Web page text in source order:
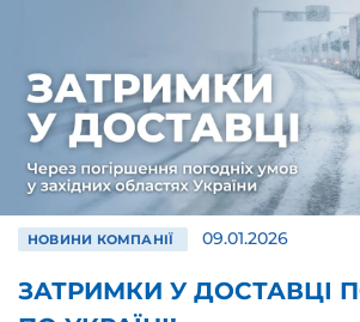
НОВИНИ КОМПАНІЇ 09.01.2026
ЗАТРИМКИ У ДОСТАВЦІ